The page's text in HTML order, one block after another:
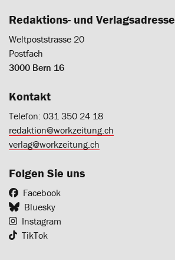
Redaktions- und Verlagsadresse
Weltpoststrasse 20
Postfach
3000 Bern 16
Kontakt
Telefon: 031 350 24 18
redaktion@workzeitung.ch
verlag@workzeitung.ch
Folgen Sie uns
Facebook
Bluesky
Instagram
TikTok